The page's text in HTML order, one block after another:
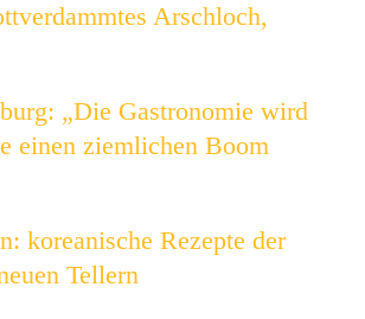
Arschloch,
„Die Gastronomie wird
einen ziemlichen Boom
koreanische Rezepte der
Tellern